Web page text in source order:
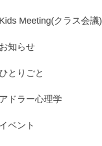
Kids Meeting(クラス会議)
お知らせ
ひとりごと
アドラー心理学
イベント